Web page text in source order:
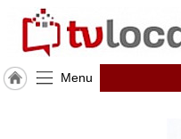
Menu